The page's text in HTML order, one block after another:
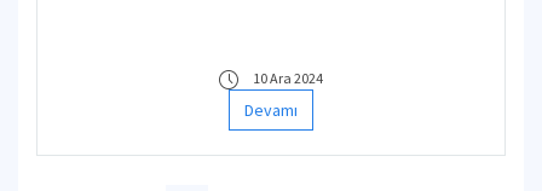
10 Ara 2024
Devamı